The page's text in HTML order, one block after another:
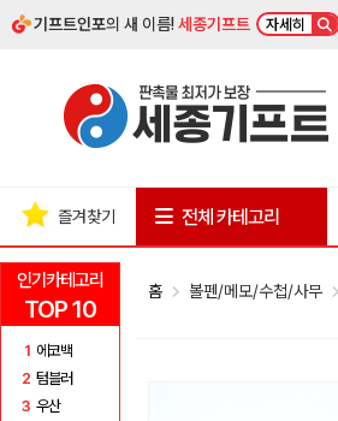
기프트인포의 새 이름!세종기프트 자세히
인기카테고리
TOP 10
1 에코백
2 텀블러
3 우산
즐겨찾기 전체 카테고리
홈 볼펜/메모/수첩/사무